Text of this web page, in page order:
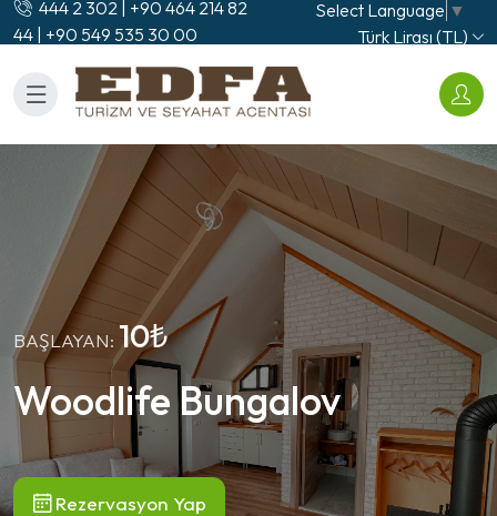
444 2 302 | +90 464 214 82
44 | +90 549 535 30 00
Select Language ▼
Türk Lirası (TL)
BAŞLAYAN: 10₺
Woodlife Bungalov
Rezervasyon Yap